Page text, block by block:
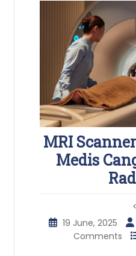
MRI
Medis
<
19 June, 2025
Comments